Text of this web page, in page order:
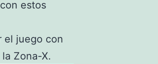
estos
el juego con
Zona-X.